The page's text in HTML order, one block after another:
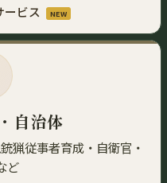
ビス
NEW
自治体
猟従事者育成・自衛官・
ど